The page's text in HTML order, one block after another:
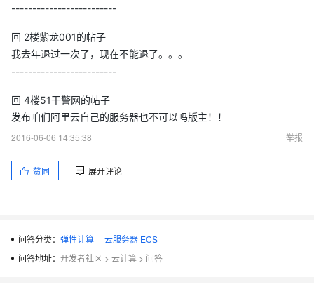
-------------------------
回 2楼紫龙001的帖子
我去年退过一次了，现在不能退了。。。
-------------------------
回 4楼51干警网的帖子
发布咱们阿里云自己的服务器也不可以吗版主！！
2016-06-06 14:35:38
举报
赞同 展开评论
问答分类： 弹性计算
云服务器 ECS
问答地址： 开发者社区 > 云计算 > 问答